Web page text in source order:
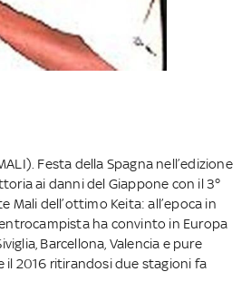
Festa della Spagna nell’edizione
ai danni del Giappone con il 3°
Mali dell’ottimo Keita: all’epoca in
ha convinto in Europa
Barcellona, Valencia e pure
il 2016 ritirandosi due stagioni fa